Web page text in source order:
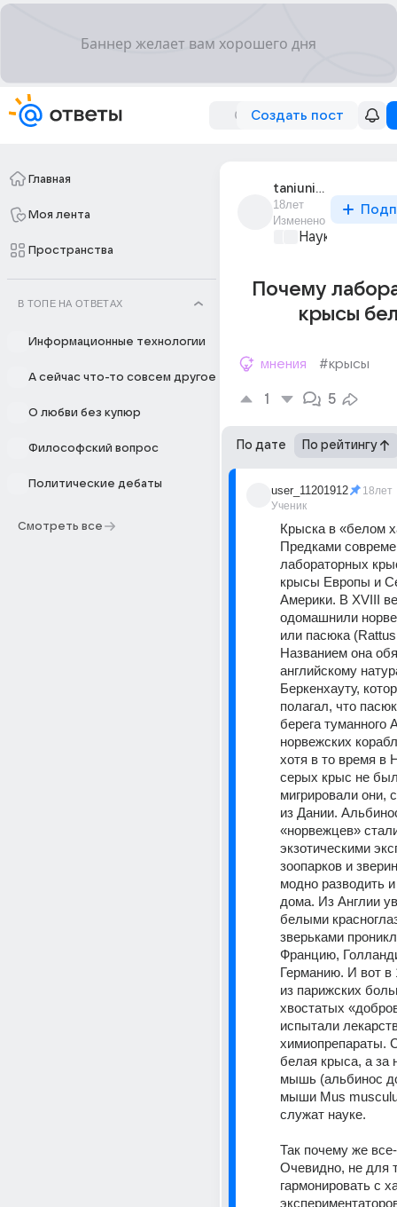
Создать пост
Главная
Моя лента
Пространства
В ТОПЕ НА ОТВЕТАХ
Информационные технологии
А сейчас что-то совсем другое
О любви без купюр
Философский вопрос
Политические дебаты
Смотреть все
taniunia_34
18лет
Изменено
Наука
Почему
крысы
мнения #крысы
1 5
По дате По рейтингу
user_11201912
Ученик
18лет
Крыска в «белом
Предками
лабораторных
крысы Европы и
Америки. В ХVIII
одомашнили
или пасюка
Названием она
английскому
Беркенхауту,
полагал, что
берега туманного
норвежских
хотя в то время в
серых крыс не
мигрировали они,
из Дании.
«норвежцев»
экзотическими
зоопарков и
модно разводить
дома. Из Англии
белыми
зверьками
Францию,
Германию. И вот в
из парижских
хвостатых
испытали
химиопрепараты.
белая крыса, а за
мышь (альбинос
мыши Mus
служат науке.
Так почему же
Очевидно, не для
гармонировать с